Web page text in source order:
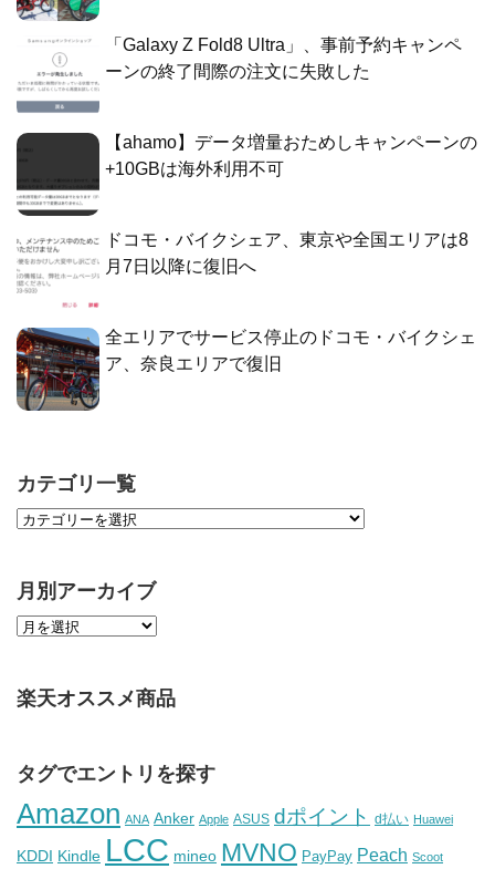
「Galaxy Z Fold8 Ultra」、事前予約キャンペ
ーンの終了間際の注文に失敗した
【ahamo】データ増量おためしキャンペーンの
+10GBは海外利用不可
ドコモ・バイクシェア、東京や全国エリアは8
月7日以降に復旧へ
全エリアでサービス停止のドコモ・バイクシェ
ア、奈良エリアで復旧
カテゴリ一覧
月別アーカイブ
楽天オススメ商品
タグでエントリを探す
Amazon ANA Anker Apple ASUS dポイント d払い Huawei
KDDI Kindle LCC mineo MVNO PayPay Peach Scoot